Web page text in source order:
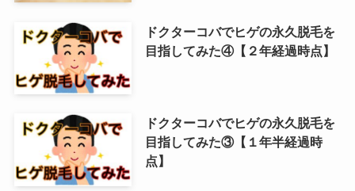
ドクターコバでヒゲの永久脱毛を
目指してみた④【２年経過時点】
ドクターコバでヒゲの永久脱毛を
目指してみた③【１年半経過時
点】